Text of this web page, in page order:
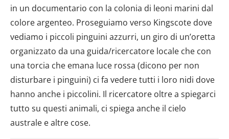
in un documentario con la colonia di leoni marini dal
colore argenteo. Proseguiamo verso Kingscote dove
vediamo i piccoli pinguini azzurri, un giro di un’oretta
organizzato da una guida/ricercatore locale che con
una torcia che emana luce rossa (dicono per non
disturbare i pinguini) ci fa vedere tutti i loro nidi dove
hanno anche i piccolini. Il ricercatore oltre a spiegarci
tutto su questi animali, ci spiega anche il cielo
australe e altre cose.